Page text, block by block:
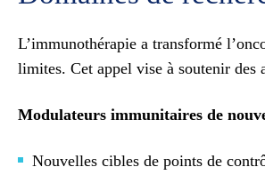
L’immunothérapie a transformé
limites. Cet appel vise à soutenir des
Modulateurs immunitaires de
Nouvelles cibles de points de